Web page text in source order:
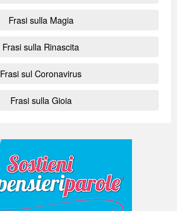
Frasi sulla Magia
Frasi sulla Rinascita
Frasi sul Coronavirus
Frasi sulla Gioia